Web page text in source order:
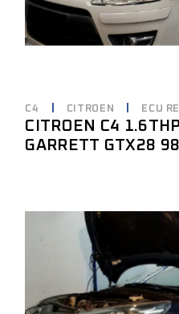
C4 CITROEN ECU
CITROEN C4
GARRETT GTX28